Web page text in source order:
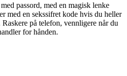
passord, med en magisk lenke
med en sekssifret kode hvis du heller
på telefon, vennligere når du
for hånden.